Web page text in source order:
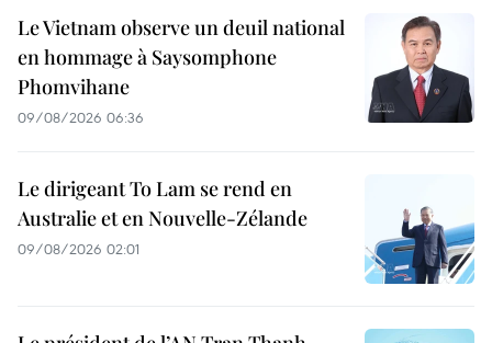
Le Vietnam observe un deuil national
en hommage à Saysomphone
Phomvihane
09/08/2026 06:36
Le dirigeant To Lam se rend en
Australie et en Nouvelle-Zélande
09/08/2026 02:01